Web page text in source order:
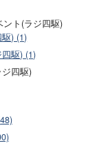
ト(ラジ四駆)
) (1)
駆) (1)
四駆)